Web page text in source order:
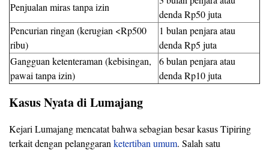
Penjualan miras tanpa izin
denda Rp50 juta
Pencurian ringan (kerugian <Rp500
ribu)
1 bulan penjara atau
denda Rp5 juta
Gangguan ketenteraman (kebisingan,
pawai tanpa izin)
6 bulan penjara atau
denda Rp10 juta
Kasus Nyata di Lumajang
Kejari Lumajang mencatat bahwa sebagian besar kasus Tipiring
terkait dengan pelanggaran ketertiban umum. Salah satu